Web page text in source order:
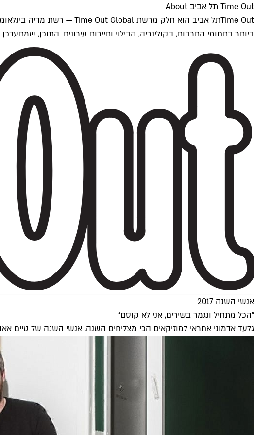
Time Out תל אביב About
ביותר בתחומי התרבות, הקולינריה, הבילוי ותיירות עירונית. התוכן, שמתעדכן 24/7, נכתב ונערך על ידי צוות עיתונאים מקצועי מקומי בישראל, בהתאם לסטנדרטים של Time Out העולמית.
אנשי השנה 2017
"הכל מתחיל ונגמר בשירים, אני לא קוסם"
גלעד אדמוני אחראי למוזיקאים הכי מצליחים השנה. אנשי השנה של טיים אאוט